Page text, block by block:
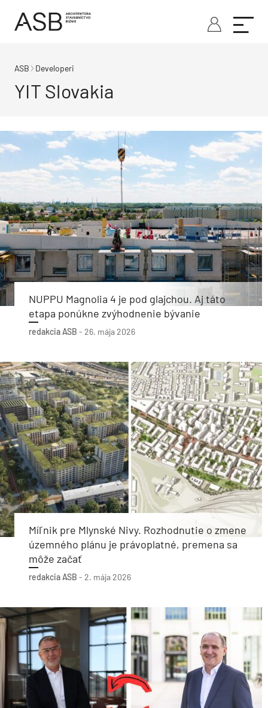
ASB Developeri
YIT Slovakia
NUPPU Magnolia 4 je pod glajchou. Aj táto
etapa ponúkne zvýhodnenie bývanie
redakcia ASB - 26. mája 2026
Míľnik pre Mlynské Nivy. Rozhodnutie o zmene
územného plánu je právoplatné, premena sa
môže začať
redakcia ASB - 2. mája 2026